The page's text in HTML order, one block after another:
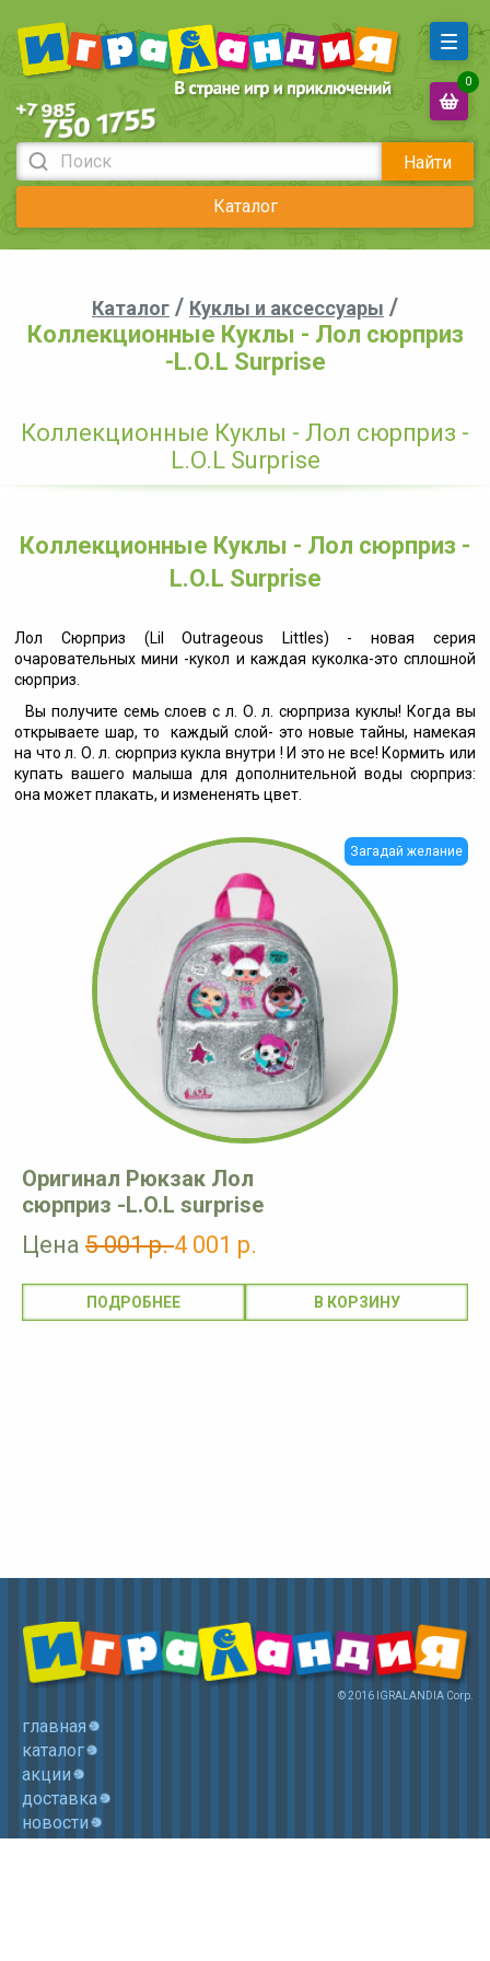
Найти
Каталог
0
Каталог / Куклы и аксессуары /
Коллекционные Куклы - Лол сюрприз
-L.O.L Surprise
Коллекционные Куклы - Лол сюрприз -
L.O.L Surprise
Коллекционные Куклы - Лол сюрприз -
L.O.L Surprise
Лол Сюрприз (Lil Outrageous Littles) - новая серия
очаровательных мини -кукол и каждая куколка-это сплошной
сюрприз.
Вы получите семь слоев с л. О. л. сюрприза куклы! Когда вы
открываете шар, то каждый слой- это новые тайны, намекая
на что л. О. л. сюрприз кукла внутри ! И это не все! Кормить или
купать вашего малыша для дополнительной воды сюрприз:
она может плакать, и измененять цвет.
Загадай желание
Оригинал Рюкзак Лол
сюрприз -L.O.L surprise
Цена 5 001 р.4 001 р.
ПОДРОБНЕЕ
© 2016 IGRALANDIA Corp.
главная
каталог
акции
доставка
новости